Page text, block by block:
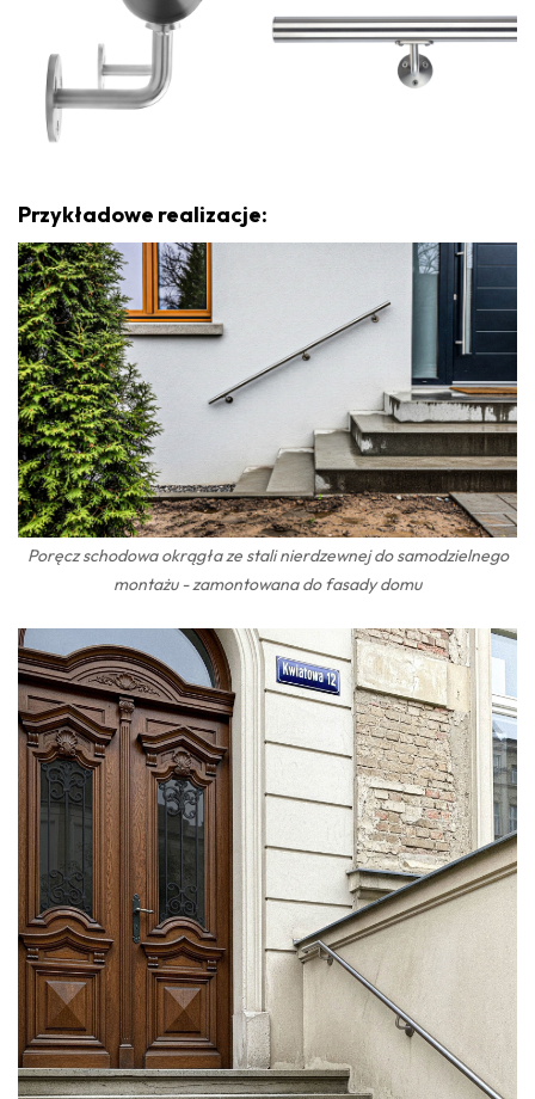
Przykładowe realizacje:
Poręcz schodowa okrągła ze stali nierdzewnej do samodzielnego
montażu - zamontowana do fasady domu